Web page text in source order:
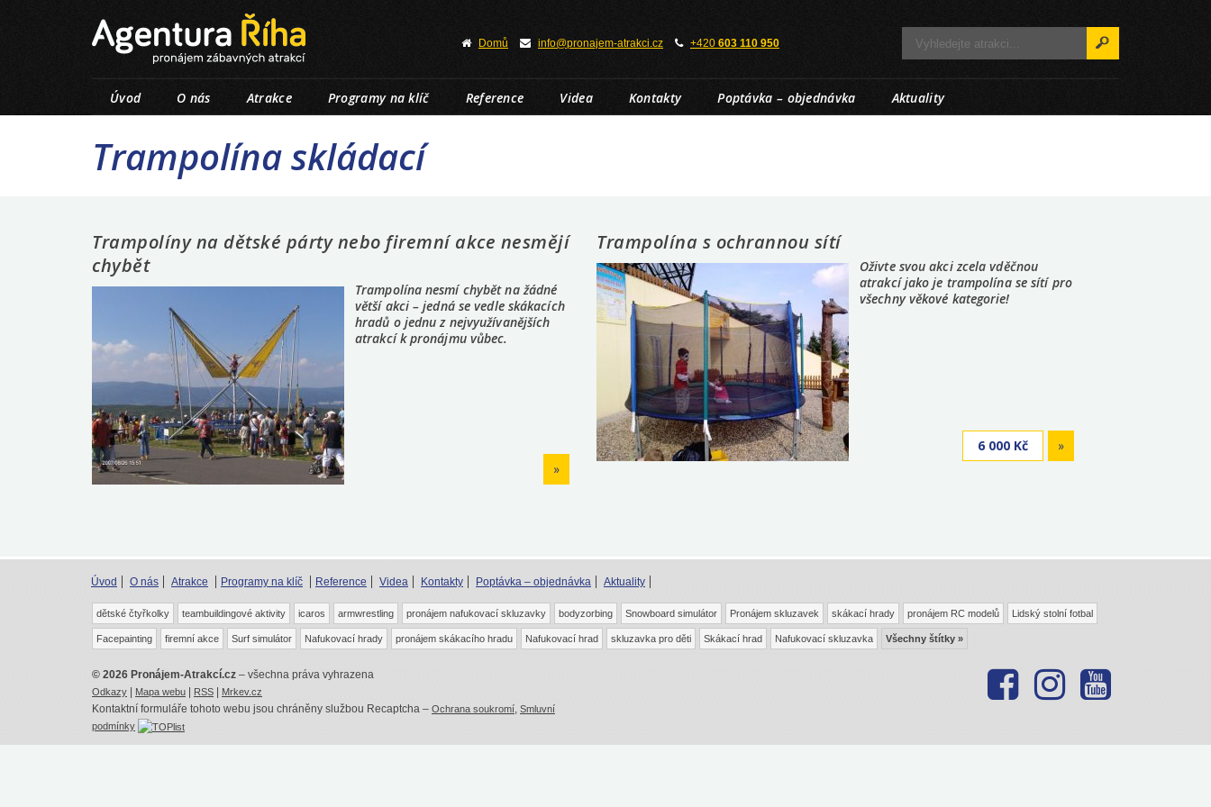
Domů info@pronajem-atrakci.cz +420 603 110 950
Úvod O nás Atrakce Programy na klíč Reference Videa Kontakty Poptávka – objednávka Aktuality
Trampolína skládací
Trampolíny na dětské párty nebo firemní akce nesmějí
chybět
Trampolína nesmí chybět na žádné
větší akci – jedná se vedle skákacích
hradů o jednu z nejvyužívanějších
atrakcí k pronájmu vůbec.
»
Trampolína s ochrannou sítí
Oživte svou akci zcela vděčnou
atrakcí jako je trampolína se sítí pro
všechny věkové kategorie!
»
6 000 Kč
Úvod O nás Atrakce Programy na klíč Reference Videa Kontakty Poptávka – objednávka Aktuality
dětské čtyřkolky teambuildingové aktivity icaros armwrestling pronájem nafukovací skluzavky bodyzorbing Snowboard simulátor Pronájem skluzavek skákací hrady pronájem RC modelů Lidský stolní fotbal
Facepainting firemní akce Surf simulátor Nafukovací hrady pronájem skákacího hradu Nafukovací hrad skluzavka pro děti Skákací hrad Nafukovací skluzavka Všechny štítky »
© 2026 Pronájem-Atrakcí.cz – všechna práva vyhrazena
Odkazy Mapa webu RSS Mrkev.cz
Kontaktní formuláře tohoto webu jsou chráněny službou Recaptcha – Ochrana soukromí, Smluvní
podmínky